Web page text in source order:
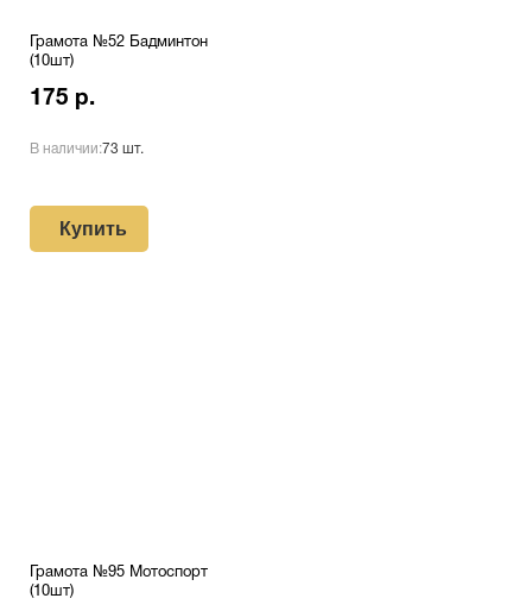
Грамота №52 Бадминтон
(10шт)
175 р.
В наличии:73 шт.
Купить
Грамота №95 Мотоспорт
(10шт)